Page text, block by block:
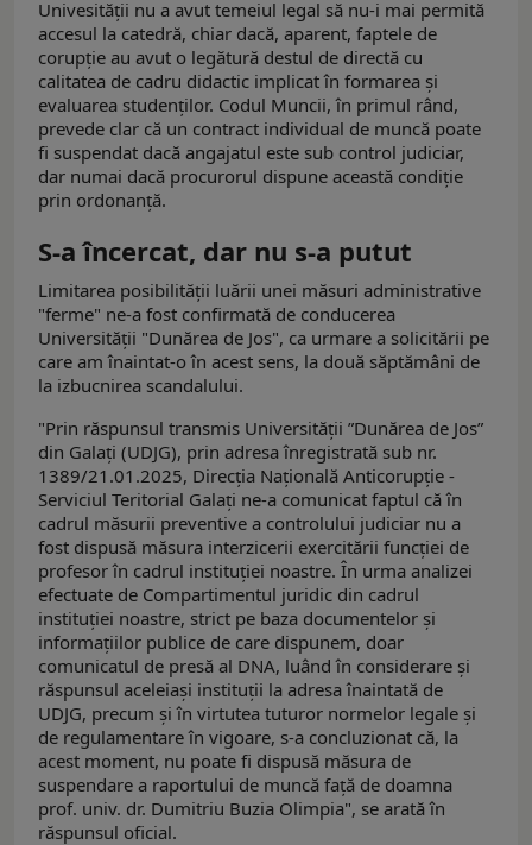
Univesității nu a avut temeiul legal să nu-i mai permită
accesul la catedră, chiar dacă, aparent, faptele de
corupție au avut o legătură destul de directă cu
calitatea de cadru didactic implicat în formarea și
evaluarea studenților. Codul Muncii, în primul rând,
prevede clar că un contract individual de muncă poate
fi suspendat dacă angajatul este sub control judiciar,
dar numai dacă procurorul dispune această condiție
prin ordonanță.
S-a încercat, dar nu s-a putut
Limitarea posibilității luării unei măsuri administrative
"ferme" ne-a fost confirmată de conducerea
Universității "Dunărea de Jos", ca urmare a solicitării pe
care am înaintat-o în acest sens, la două săptămâni de
la izbucnirea scandalului.
"Prin răspunsul transmis Universității ”Dunărea de Jos”
din Galați (UDJG), prin adresa înregistrată sub nr.
1389/21.01.2025, Direcția Națională Anticorupție -
Serviciul Teritorial Galați ne-a comunicat faptul că în
cadrul măsurii preventive a controlului judiciar nu a
fost dispusă măsura interzicerii exercitării funcției de
profesor în cadrul instituției noastre. În urma analizei
efectuate de Compartimentul juridic din cadrul
instituției noastre, strict pe baza documentelor și
informațiilor publice de care dispunem, doar
comunicatul de presă al DNA, luând în considerare și
răspunsul aceleiași instituții la adresa înaintată de
UDJG, precum și în virtutea tuturor normelor legale și
de regulamentare în vigoare, s-a concluzionat că, la
acest moment, nu poate fi dispusă măsura de
suspendare a raportului de muncă față de doamna
prof. univ. dr. Dumitriu Buzia Olimpia", se arată în
răspunsul oficial.